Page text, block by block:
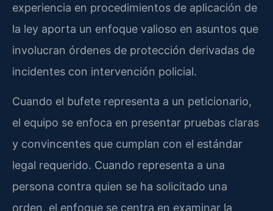
experiencia en procedimientos de aplicación de
la ley aporta un enfoque valioso en asuntos que
involucran órdenes de protección derivadas de
incidentes con intervención policial.
Cuando el bufete representa a un peticionario,
el equipo se enfoca en presentar pruebas claras
y convincentes que cumplan con el estándar
legal requerido. Cuando representa a una
persona contra quien se ha solicitado una
orden, el enfoque se centra en examinar la